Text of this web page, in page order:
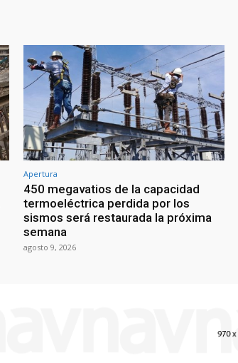
Apertura
450 megavatios de la capacidad
termoeléctrica perdida por los
sismos será restaurada la próxima
semana
agosto 9, 2026